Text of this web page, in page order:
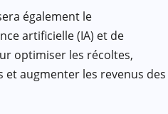
également le
artificielle (IA) et de
optimiser les récoltes,
et augmenter les revenus des